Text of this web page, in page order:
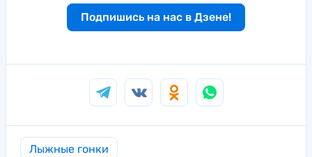
Подпишись на нас в Дзене!
Лыжные гонки